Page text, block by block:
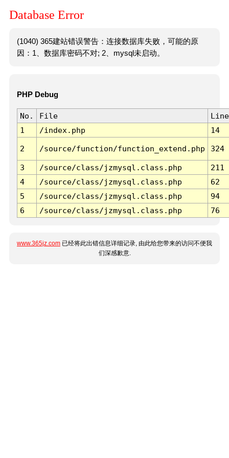
Database Error
(1040) 365建站错误警告：连接数据库失败，可能的原
因：1、数据库密码不对; 2、mysql未启动。
PHP Debug
No. File
Line
1
/index.php 14
2 /source/function/function_extend.php 324
3 /source/class/jzmysql.class.php
211
4
/source/class/jzmysql.class.php
62
5
/source/class/jzmysql.class.php
94
6
/source/class/jzmysql.class.php 76
www.365jz.com 已经将此出错信息详细记录, 由此给您带来的访问不便我
们深感歉意.